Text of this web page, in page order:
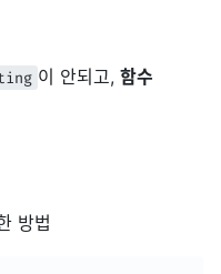
이 안되고, 함수
방법